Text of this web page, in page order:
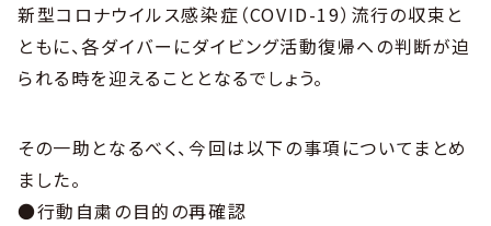
新型コロナウイルス感染症（COVID-19）流行の収束と
ともに、各ダイバーにダイビング活動復帰への判断が迫
られる時を迎えることとなるでしょう。
その一助となるべく、今回は以下の事項についてまとめ
ました。
●行動自粛の目的の再確認